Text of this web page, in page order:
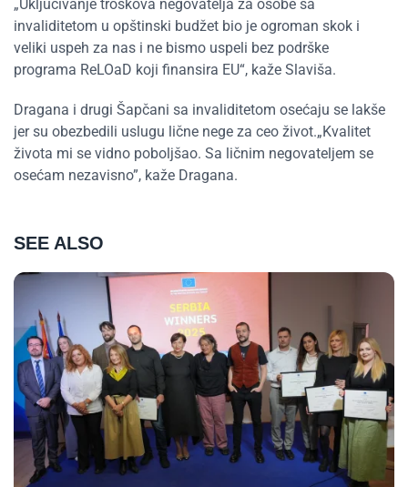
„Uključivanje troškova negovatelja za osobe sa
invaliditetom u opštinski budžet bio je ogroman skok i
veliki uspeh za nas i ne bismo uspeli bez podrške
programa ReLOaD koji finansira EU“, kaže Slaviša.
Dragana i drugi Šapčani sa invaliditetom osećaju se lakše
jer su obezbedili uslugu lične nege za ceo život.„Kvalitet
života mi se vidno poboljšao. Sa ličnim negovateljem se
osećam nezavisno”, kaže Dragana.
SEE ALSO